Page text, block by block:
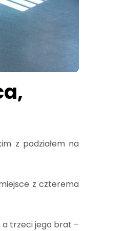
z podziałem na
z czterema
a trzeci jego brat –